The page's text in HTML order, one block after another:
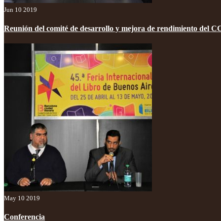
Jun 10 2019
Reunión del comité de desarrollo y mejora de rendimiento del
May 10 2019
Conferencia